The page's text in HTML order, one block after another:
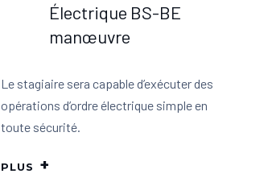
Électrique BS-BE
manœuvre
Le stagiaire sera capable d’exécuter des
opérations d’ordre électrique simple en
toute sécurité.
PLUS